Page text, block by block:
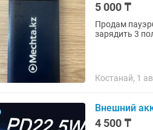
5 000 ₸
Продам
зарядить 3
Костанай, 1
Внешний
4 500 ₸